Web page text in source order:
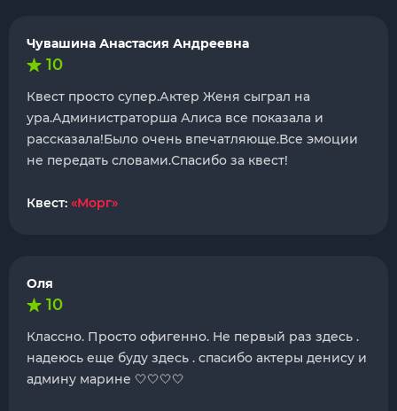
Чувашина Анастасия Андреевна
10
Квест просто супер.Актер Женя сыграл на
ура.Администраторша Алиса все показала и
рассказала!Было очень впечатляюще.Все эмоции
не передать словами.Спасибо за квест!
Квест: «Морг»
Оля
10
Классно. Просто офигенно. Не первый раз здесь .
надеюсь еще буду здесь . спасибо актеры денису и
админу марине 🤍🤍🤍🤍